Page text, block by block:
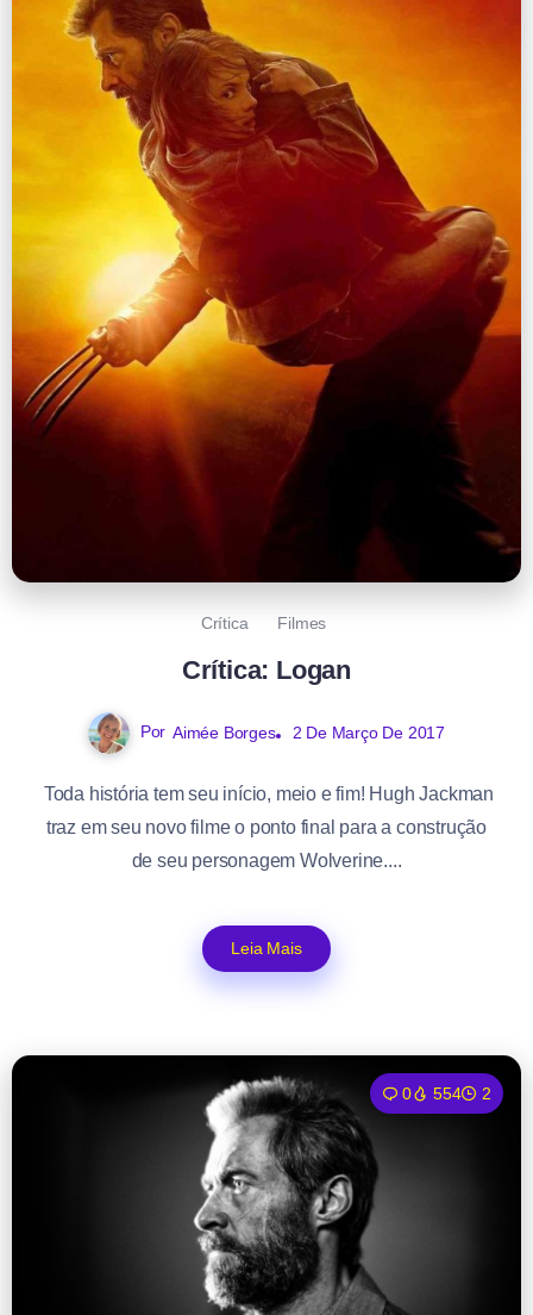
Crítica Filmes
Crítica: Logan
Por Aimée Borges 2 De Março De 2017
Toda história tem seu início, meio e fim! Hugh Jackman
traz em seu novo filme o ponto final para a construção
de seu personagem Wolverine....
Leia Mais
0 554 2